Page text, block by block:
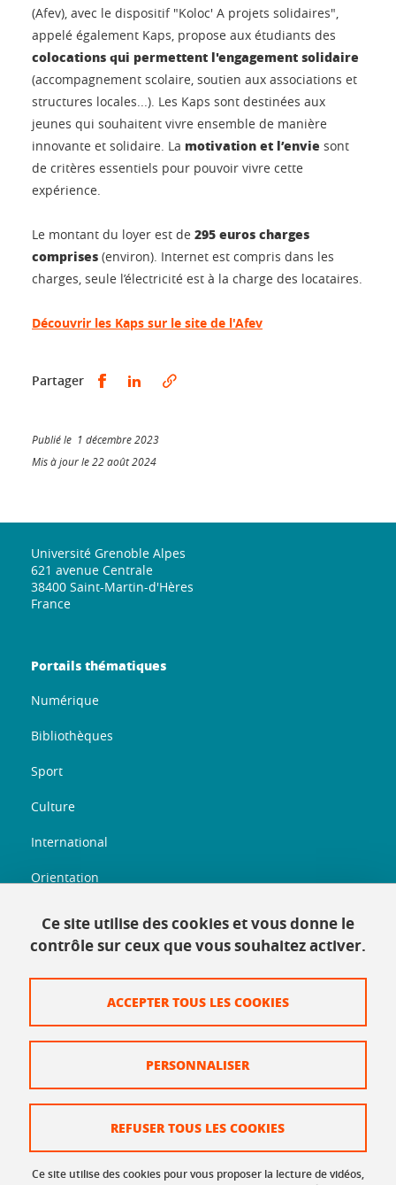
(Afev), avec le dispositif "Koloc' A projets solidaires",
appelé également Kaps, propose aux étudiants des
colocations qui permettent l'engagement solidaire
(accompagnement scolaire, soutien aux associations et
structures locales...). Les Kaps sont destinées aux
jeunes qui souhaitent vivre ensemble de manière
innovante et solidaire. La motivation et l’envie sont
de critères essentiels pour pouvoir vivre cette
expérience.
Le montant du loyer est de 295 euros charges
comprises (environ). Internet est compris dans les
charges, seule l’électricité est à la charge des locataires.
Découvrir les Kaps sur le site de l'Afev
Partager Partager sur Facebook
Partager sur LinkedIn
Publié le 1 décembre 2023
Mis à jour le 22 août 2024
Université Grenoble Alpes
621 avenue Centrale
38400 Saint-Martin-d'Hères
France
Portails thématiques
Numérique
Bibliothèques
Sport
Culture
International
Orientation
Informations légales
Mentions légales
Politique des cookies
Ce site utilise des cookies et vous donne le
contrôle sur ceux que vous souhaitez activer.
Ce site utilise des cookies pour vous proposer la lecture de vidéos,
ACCEPTER TOUS LES COOKIES
REFUSER TOUS LES COOKIES
PERSONNALISER